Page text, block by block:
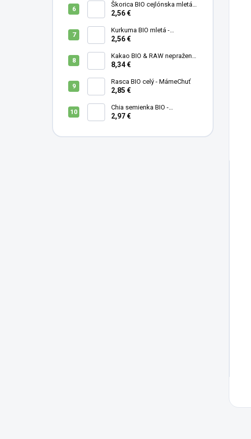
Škorica BIO cejlónska mletá -
MámeChuť
2,56 €
Kurkuma BIO mletá -
MámeChuť
2,56 €
Kakao BIO & RAW nepražené
- MámeChuť
8,34 €
Rasca BIO celý - MámeChuť
2,85 €
Chia semienka BIO -
MámeChuť
2,97 €